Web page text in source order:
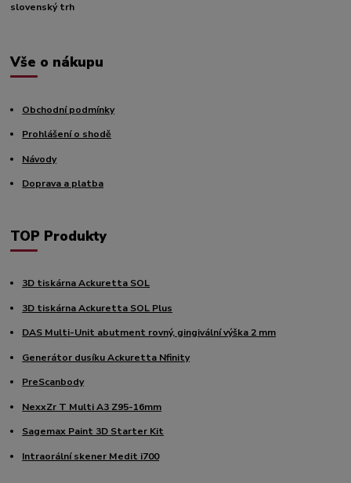
slovenský trh
Vše o nákupu
Obchodní podmínky
Prohlášení o shodě
Návody
Doprava a platba
TOP Produkty
3D tiskárna Ackuretta SOL
3D tiskárna Ackuretta SOL Plus
DAS Multi-Unit abutment rovný, gingivální výška 2 mm
Generátor dusíku Ackuretta Nfinity
PreScanbody
NexxZr T Multi A3 Z95-16mm
Sagemax Paint 3D Starter Kit
Intraorální skener Medit i700